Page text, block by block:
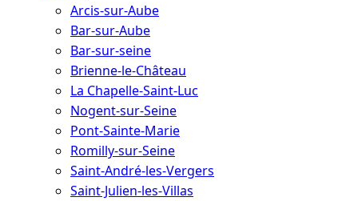
Arcis-sur-Aube
Bar-sur-Aube
Bar-sur-seine
Brienne-le-Château
La Chapelle-Saint-Luc
Nogent-sur-Seine
Pont-Sainte-Marie
Romilly-sur-Seine
Saint-André-les-Vergers
Saint-Julien-les-Villas